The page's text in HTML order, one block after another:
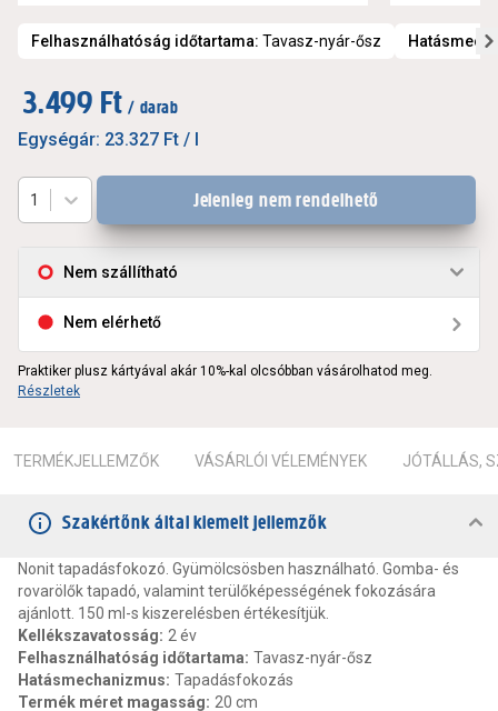
Felhasználhatóság időtartama: Tavasz-nyár-ősz
3.499 Ft / darab
Egységár: 23.327 Ft / l
Nem szállítható
Nem elérhető
1 Jelenleg nem rendelhető
Praktiker plusz kártyával akár 10%-kal olcsóbban vásárolhatod meg.
Részletek
TERMÉKJELLEMZŐK VÁSÁRLÓI VÉLEMÉNYEK JÓTÁLLÁS,
Szakértőnk által kiemelt jellemzők
Nonit tapadásfokozó. Gyümölcsösben használható. Gomba- és
rovarölők tapadó, valamint terülőképességének fokozására
ajánlott. 150 ml-s kiszerelésben értékesítjük.
Kellékszavatosság: 2 év
Felhasználhatóság időtartama: Tavasz-nyár-ősz
Hatásmechanizmus: Tapadásfokozás
Termék méret magasság: 20 cm